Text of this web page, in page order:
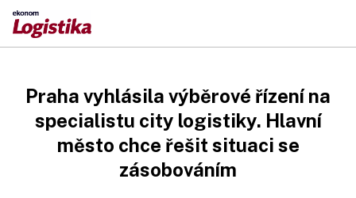
Praha vyhlásila výběrové řízení na
specialistu city logistiky. Hlavní
město chce řešit situaci se
zásobováním